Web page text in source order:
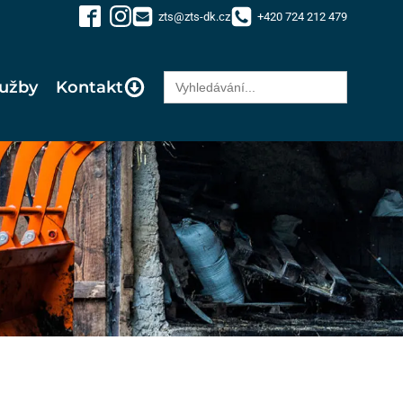
zts@zts-dk.cz +420 724 212 479
Kontakt
Search
for: